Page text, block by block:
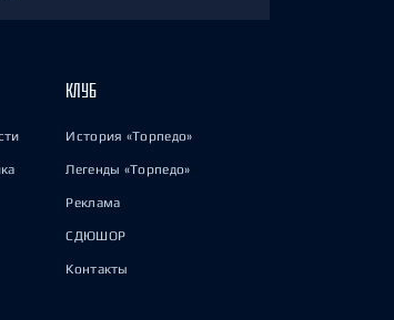
КЛУБ
История «Торпедо»
Легенды «Торпедо»
Реклама
СДЮШОР
Контакты